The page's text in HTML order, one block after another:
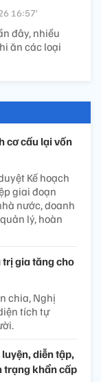
16:57’
đây, nhiều
ăn các loại
cơ cấu lại vốn
Kế hoạch
giai đoạn
nước, doanh
lý, hoàn
trị gia tăng cho
chia, Nghị
tích tự
diễn tập,
trạng khẩn cấp